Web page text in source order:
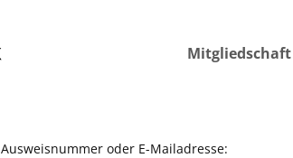
Mitgliedschaft
Ausweisnummer oder E-Mailadresse: